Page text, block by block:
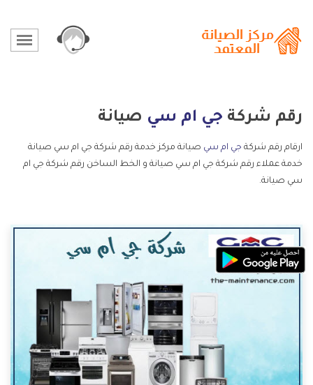
رقم شركة جي ام سي صيانة
ارقام رقم شركة جي ام سي صيانة مركز خدمة رقم شركة جي ام سي صيانة
خدمة عملاء رقم شركة جي ام سي صيانة و الخط الساخن رقم شركة جي ام
سي صيانة.